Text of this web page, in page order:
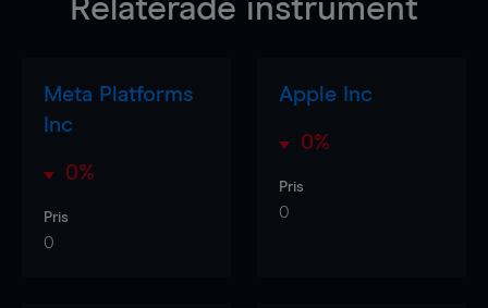
Relaterade instrument
Meta Platforms
Inc
0%
Pris
0
Apple Inc
0%
Pris
0